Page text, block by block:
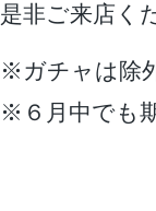
是非ご来店く
※ガチャは除
※６月中でも